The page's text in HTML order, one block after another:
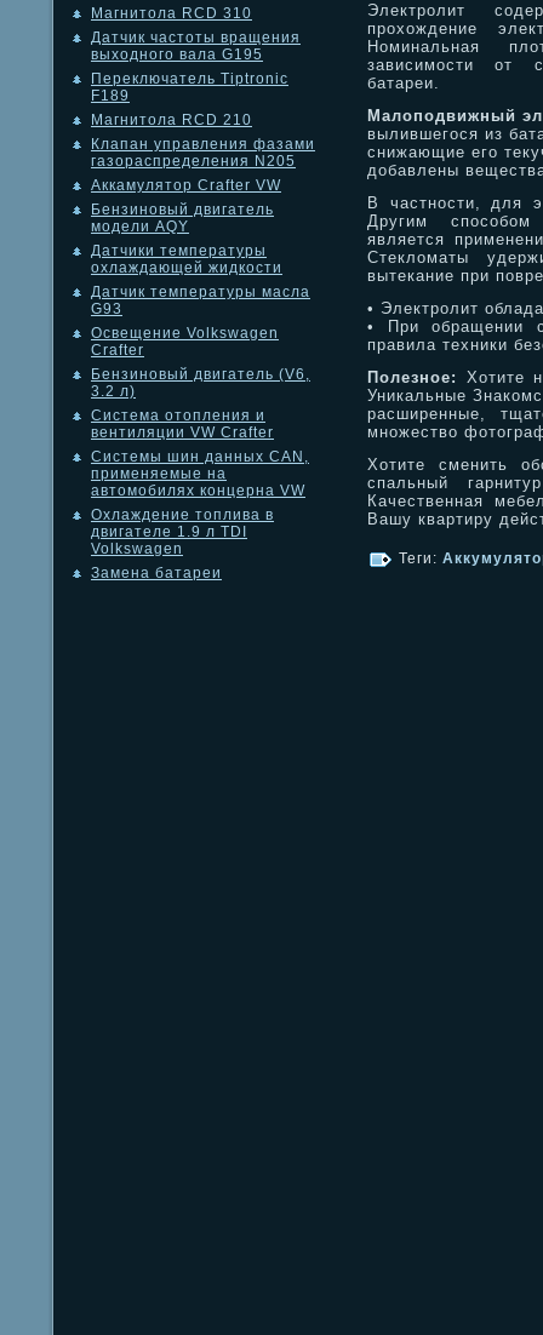
Магнитола RCD 310
Датчик частоты вращения
выходного вала G195
Переключатель Tiptronic
F189
Магнитола RCD 210
Клапан управления фазами
газораспределения N205
Аккамулятор Crafter VW
Бензиновый двигатель
модели AQY
Датчики температуры
охлаждающей жидкости
Датчик температуры масла
G93
Освещение Volkswagen
Crafter
Бензиновый двигатель (V6,
3.2 л)
Система отопления и
вентиляции VW Crafter
Системы шин данных CAN,
применяемые на
автомобилях концерна VW
Охлаждение топлива в
двигателе 1.9 л TDI
Volkswagen
Замена батареи
Электролит
прохождение
Номинальная
зависимости от
батареи.
Малоподвижный
вылившегося из
снижающие его
добавлены
В частности, для
Другим способом
является
Стекломаты
вытекание при
• Электролит
• При обращении
правила техники
Полезное:
Хотите
Уникальные
расширенные,
множество
Хотите сменить
спальный
Качественная
Вашу квартиру
Теги: